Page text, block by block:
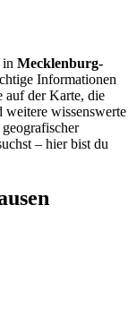
in Mecklenburg-
Informationen
auf der Karte, die
weitere wissenswerte
– hier bist du